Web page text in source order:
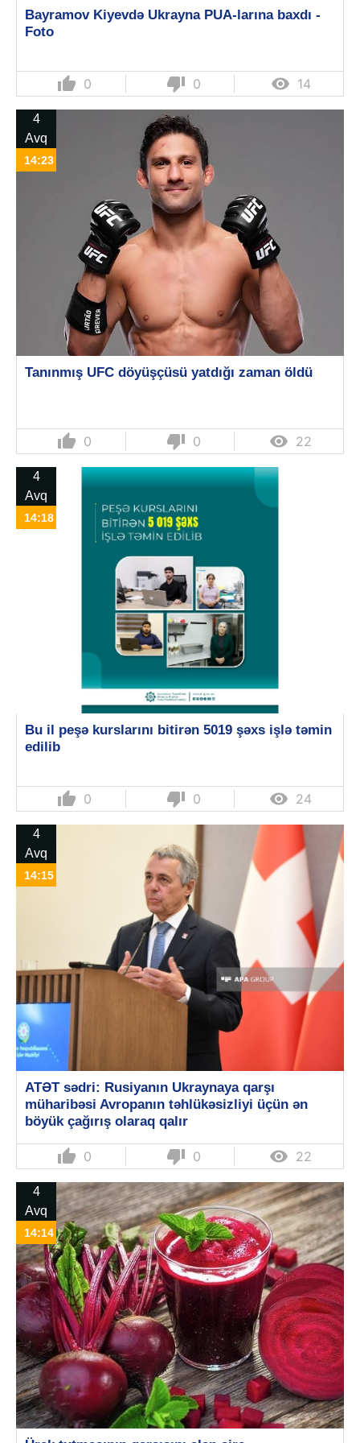
Bayramov Kiyevdə Ukrayna PUA-larına baxdı -
Foto
thumb_up 0 thumb_down 0  14
4
Avq
14:23
Tanınmış UFC döyüşçüsü yatdığı zaman öldü
thumb_up 0 thumb_down 0  22
4
Avq
14:18
Bu il peşə kurslarını bitirən 5019 şəxs işlə təmin
edilib
thumb_up 0 thumb_down 0  24
4
Avq
14:15
ATƏT sədri: Rusiyanın Ukraynaya qarşı
müharibəsi Avropanın təhlükəsizliyi üçün ən
böyük çağırış olaraq qalır
thumb_up 0 thumb_down 0  22
4
Avq
14:14